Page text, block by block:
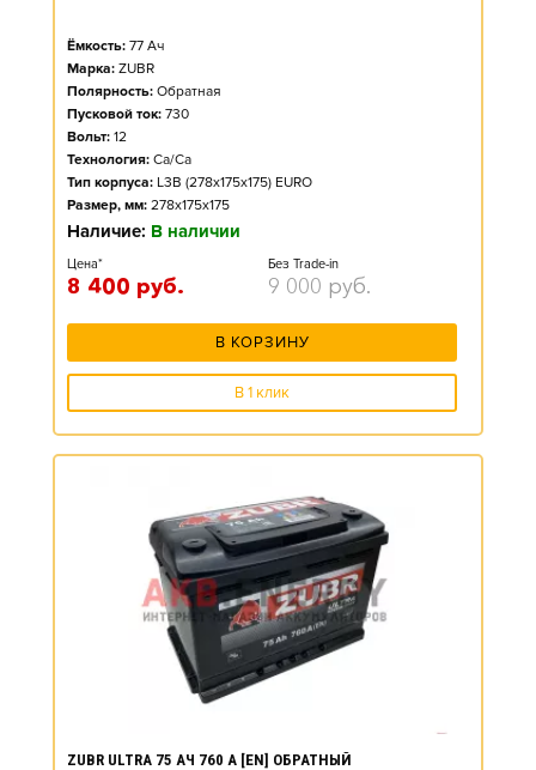
Ёмкость: 77 Ач
Марка: ZUBR
Полярность: Обратная
Пусковой ток: 730
Вольт: 12
Технология: Ca/Ca
Тип корпуса: L3B (278x175x175) EURO
Размер, мм: 278x175x175
Наличие: В наличии
Цена*
8 400 руб.
Без Trade-in
9 000 руб.
В КОРЗИНУ
В 1 клик
ZUBR ULTRA 75 АЧ 760 А [EN] ОБРАТНЫЙ